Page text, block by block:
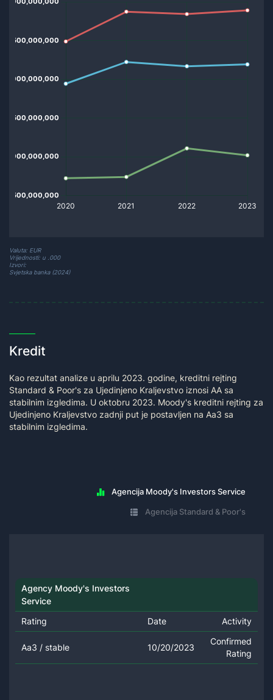
Valuta: EUR
Vrijednosti: u .000
Izvori:
Svjetska banka (2024)
Kredit
Kao rezultat analize u aprilu 2023. godine, kreditni rejting
Standard & Poor's za Ujedinjeno Kraljevstvo iznosi AA sa
stabilnim izgledima. U oktobru 2023. Moody's kreditni rejting za
Ujedinjeno Kraljevstvo zadnji put je postavljen na Aa3 sa
stabilnim izgledima.
Agencija Moody's Investors Service
Agencija Standard & Poor's
Agency Moody's Investors
Service
Rating
Date Activity
Aa3 / stable 10/20/2023
Confirmed
Rating